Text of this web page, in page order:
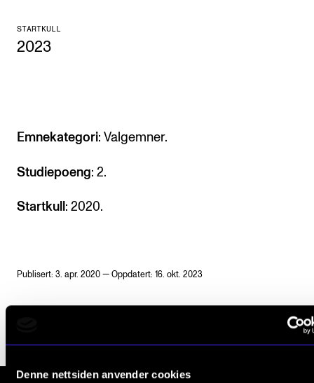
Denne nettsiden anvender cookies
Søknad og opptak
Studentutvalet SUT (student.nmh.no)
CERM
STARTKULL
2023
Emnekategori: Valgemner.
Studiepoeng: 2.
Startkull : 2020.
Publisert: 3. apr. 2020 — Oppdatert: 16. okt. 2023